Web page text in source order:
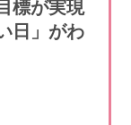
標が実現
日」がわ